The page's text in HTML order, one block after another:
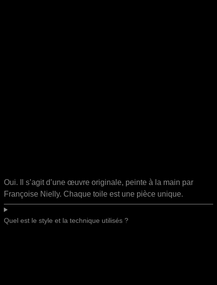
Oui. Il s’agit d’une œuvre originale, peinte à la main par
Françoise Nielly. Chaque toile est une pièce unique.
Quel est le style et la technique utilisés ?